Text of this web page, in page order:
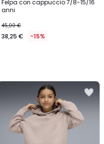
Felpa con cappuccio 7/8-15/16
anni
45,00 €
38,25 € -15%